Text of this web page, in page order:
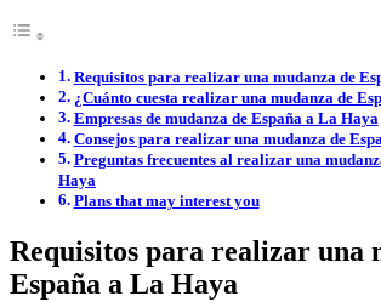
Requisitos para realizar una mudanza de
¿Cuánto cuesta realizar una mudanza de
Empresas de mudanza de España a La Haya
Consejos para realizar una mudanza de
Preguntas frecuentes al realizar una
Haya
Plans that may interest you
Requisitos para realizar una
España a La Haya